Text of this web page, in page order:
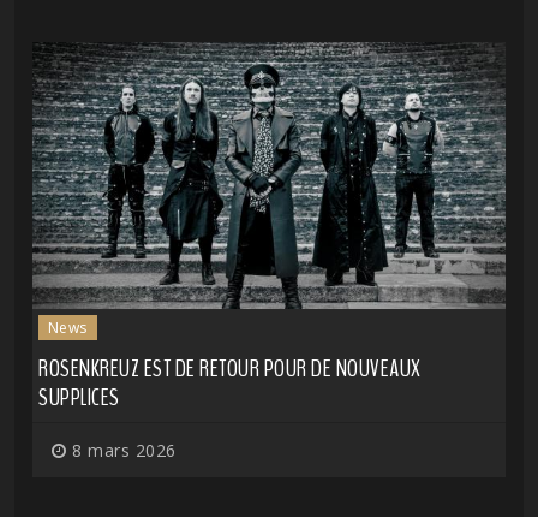
News
ROSENKREUZ EST DE RETOUR POUR DE NOUVEAUX
SUPPLICES
8 mars 2026